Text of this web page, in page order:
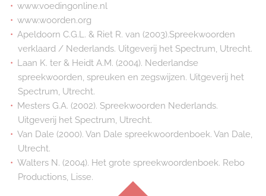
www.voedingonline.nl
www.woorden.org
Apeldoorn C.G.L. & Riet R. van (2003).Spreekwoorden
verklaard / Nederlands. Uitgeverij het Spectrum, Utrecht.
Laan K. ter & Heidt A.M. (2004). Nederlandse
spreekwoorden, spreuken en zegswijzen. Uitgeverij het
Spectrum, Utrecht.
Mesters G.A. (2002). Spreekwoorden Nederlands.
Uitgeverij het Spectrum, Utrecht.
Van Dale (2000). Van Dale spreekwoordenboek. Van Dale,
Utrecht.
Walters N. (2004). Het grote spreekwoordenboek. Rebo
Productions, Lisse.